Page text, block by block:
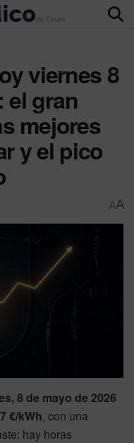
viernes 8
el gran
mejores
y el pico
AA
8 de mayo de 2026
€/kWh, con una
hay horas